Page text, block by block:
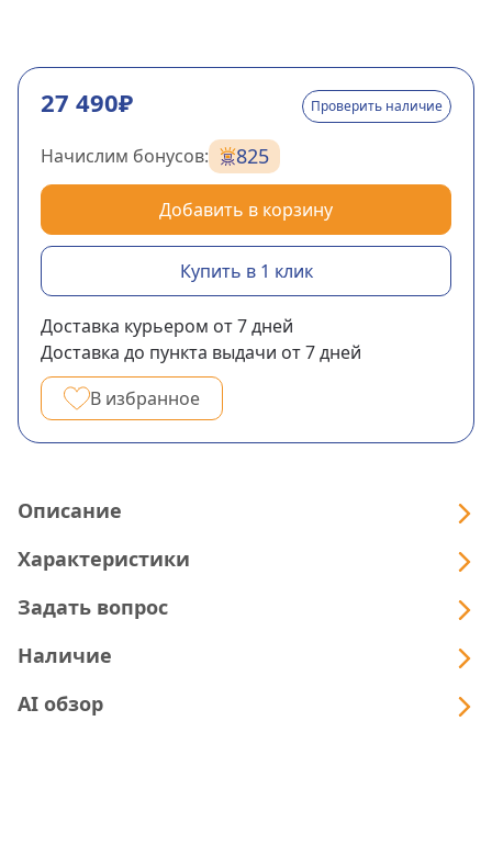
27 490₽ Проверить наличие
Начислим бонусов: 825
Добавить в корзину
Купить в 1 клик
Доставка курьером от 7дней
Доставка до пункта выдачи от 7дней
В избранное
Описание
Характеристики
Задать вопрос
Наличие
AI обзор